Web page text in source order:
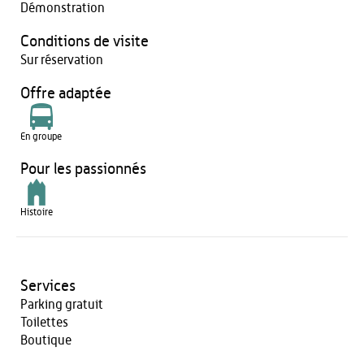
Démonstration
Conditions de visite
Sur réservation
Offre adaptée
En groupe
Pour les passionnés
Histoire
Services
Parking gratuit
Toilettes
Boutique